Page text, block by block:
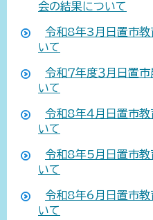
会の結果について
令和8年3月日置市教
いて
令和７年度３月日置
いて
令和8年４月日置市
いて
令和8年5月日置市教
いて
令和8年6月日置市教
いて